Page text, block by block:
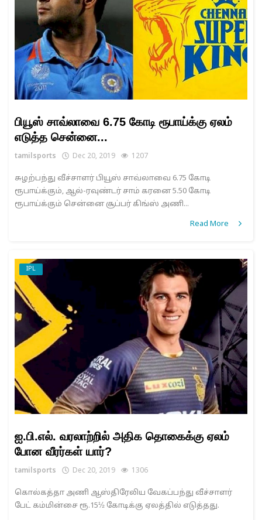
பியூஸ் சாவ்லாவை 6.75 கோடி ரூபாய்க்கு ஏலம்
எடுத்த சென்னை...
tamilsports Dec 20, 2019 1207
சுழற்பந்து வீச்சாளர் பியூஸ் சாவ்லாவை 6.75 கோடி
ரூபாய்க்கும், ஆல்-ரவுண்டர் சாம் கரனை 5.50 கோடி
ரூபாய்க்கும் சென்னை சூப்பர் கிங்ஸ் அணி...
Read More
IPL
ஐ.பி.எல். வரலாற்றில் அதிக தொகைக்கு ஏலம்
போன வீரர்கள் யார்?
tamilsports Dec 20, 2019 1306
கொல்கத்தா அணி ஆஸ்திரேலிய வேகப்பந்து வீச்சாளர்
பேட் கம்மின்சை ரூ.15½ கோடிக்கு ஏலத்தில் எடுத்தது.